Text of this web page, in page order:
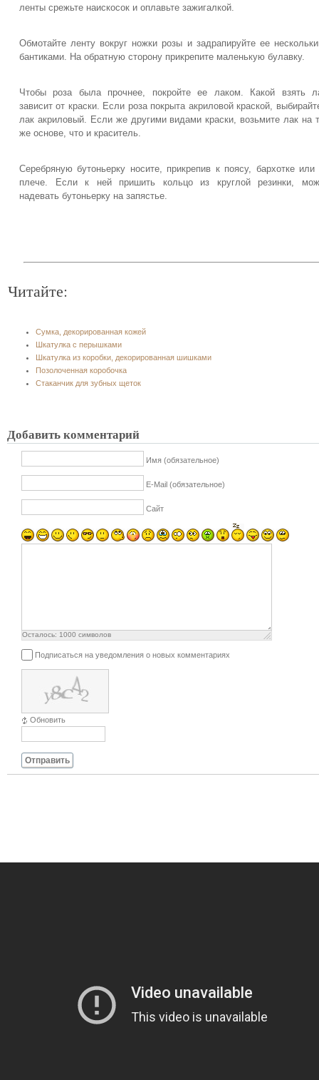
ленты срежьте наискосок и оплавьте зажигалкой.
Обмотайте ленту вокруг ножки розы и задрапируйте ее
бантиками. На обратную сторону прикрепите маленькую булавку.
Чтобы роза была прочнее, покройте ее лаком. Какой взять
зависит от краски. Если роза покрыта акриловой краской,
лак акриловый. Если же другими видами краски, возьмите лак на
же основе, что и краситель.
Серебряную бутоньерку носите, прикрепив к поясу, бархотке или
плече. Если к ней пришить кольцо из круглой резинки,
надевать бутоньерку на запястье.
Читайте:
Сумка, декорированная кожей
Шкатулка с перышками
Шкатулка из коробки, декорированная шишками
Позолоченная коробочка
Стаканчик для зубных щеток
Добавить комментарий
Имя (обязательное)
E-Mail (обязательное)
Сайт
Осталось: 1000 символов
Подписаться на уведомления о новых комментариях
Обновить
Отправить